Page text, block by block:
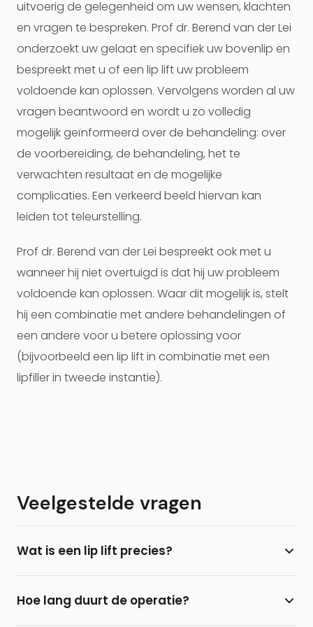
uitvoerig de gelegenheid om uw wensen, klachten
en vragen te bespreken. Prof dr. Berend van der Lei
onderzoekt uw gelaat en specifiek uw bovenlip en
bespreekt met u of een lip lift uw probleem
voldoende kan oplossen. Vervolgens worden al uw
vragen beantwoord en wordt u zo volledig
mogelijk geïnformeerd over de behandeling: over
de voorbereiding, de behandeling, het te
verwachten resultaat en de mogelijke
complicaties. Een verkeerd beeld hiervan kan
leiden tot teleurstelling.
Prof dr. Berend van der Lei bespreekt ook met u
wanneer hij niet overtuigd is dat hij uw probleem
voldoende kan oplossen. Waar dit mogelijk is, stelt
hij een combinatie met andere behandelingen of
een andere voor u betere oplossing voor
(bijvoorbeeld een lip lift in combinatie met een
lipfiller in tweede instantie).
Veelgestelde vragen
Wat is een lip lift precies?
waarbij de lengte van de bovenlip wordt ingekort
Hoe lang duurt de operatie?